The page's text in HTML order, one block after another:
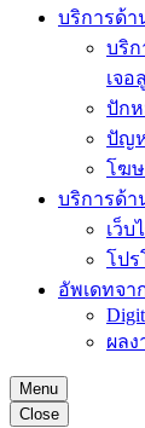
บริการด้า
บริก
เจ
ปักห
ปัญห
โฆษ
บริการด้า
เว็บ
โปร
อัพเดทจา
ผลง
Menu
Close